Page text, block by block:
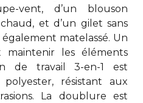
vent, d’un blouson
et d’un gilet sans
matelassé. Un
les éléments
de travail 3-en-1 est
résistant aux
La doublure est